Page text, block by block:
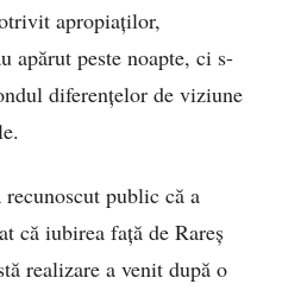
apropiaților,
apărut peste noapte, ci s-
diferențelor de viziune
recunoscut public că a
că iubirea față de Rareș
realizare a venit după o